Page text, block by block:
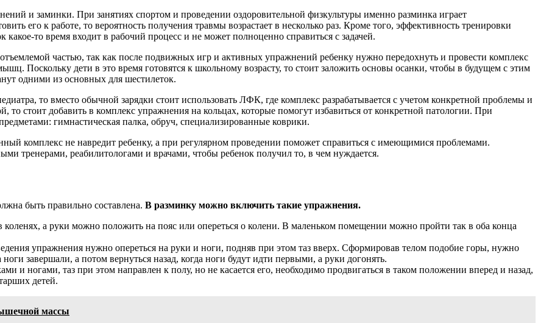
и заминки. При занятиях спортом и проведении оздоровительной физкультуры именно разминка играет
его к работе, то вероятность получения травмы возрастает в несколько раз. Кроме того, эффективность тренировки
то время входит в рабочий процесс и не может полноценно справиться с задачей.
частью, так как после подвижных игр и активных упражнений ребенку нужно передохнуть и провести комплекс
Поскольку дети в это время готовятся к школьному возрасту, то стоит заложить основы осанки, чтобы в будущем с этим
одними из основных для шестилеток.
то вместо обычной зарядки стоит использовать ЛФК, где комплекс разрабатывается с учетом конкретной проблемы и
то стоит добавить в комплекс упражнения на кольцах, которые помогут избавиться от конкретной патологии. При
гимнастическая палка, обруч, специализированные коврики.
комплекс не навредит ребенку, а при регулярном проведении поможет справиться с имеющимися проблемами.
тренерами, реабилитологами и врачами, чтобы ребенок получил то, в чем нуждается.
быть правильно составлена. В разминку можно включить такие упражнения.
коленях, а руки можно положить на пояс или опереться о колени. В маленьком помещении можно пройти так в оба конца
упражнения нужно опереться на руки и ноги, подняв при этом таз вверх. Сформировав телом подобие горы, нужно
завершали, а потом вернуться назад, когда ноги будут идти первыми, а руки догонять.
и ногами, таз при этом направлен к полу, но не касается его, необходимо продвигаться в таком положении вперед и назад,
детей.
массы